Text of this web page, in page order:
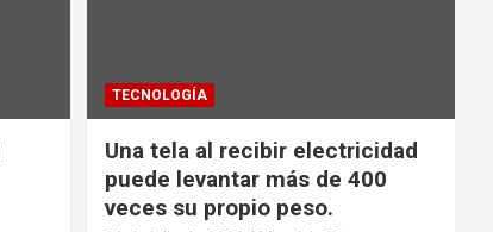
TECNOLOGÍA
Una tela al recibir electricidad
puede levantar más de 400
veces su propio peso.